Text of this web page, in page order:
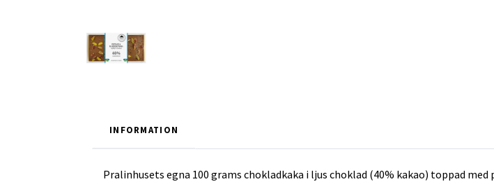
INFORMATION
Pralinhusets egna 100 grams chokladkaka i ljus choklad (40% kakao) toppad